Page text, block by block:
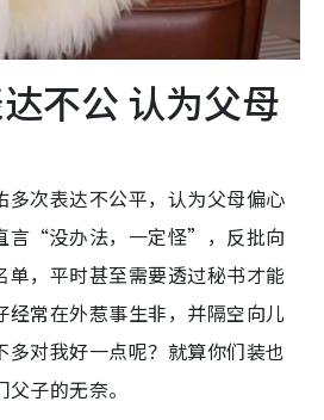
不公 认为父母
多次表达不公平，认为父母偏心
言“没办法，一定怪”，反批向
单，平时甚至需要透过秘书才能
经常在外惹事生非，并隔空向儿
对我好一点呢？就算你们装也
子的无奈。